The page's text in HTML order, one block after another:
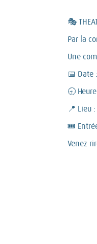
🎭
Par la
Une
📅 Date
🕤
📍 Lieu
🎟
Venez